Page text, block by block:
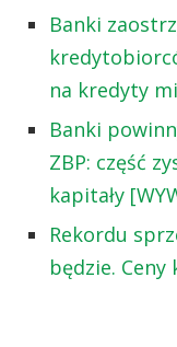
Banki
na kredyty
Banki
ZBP: część
kapitały
Rekordu
będzie.